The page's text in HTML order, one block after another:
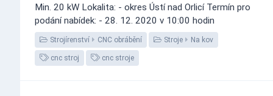
Min. 20 kW Lokalita: - okres Ústí nad Orlicí Termín pro
podání nabídek: - 28. 12. 2020 v 10:00 hodin
Strojírenství CNC obrábění Stroje Na kov
cnc stroj cnc stroje